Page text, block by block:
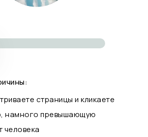
страницы и кликаете
намного превышающую